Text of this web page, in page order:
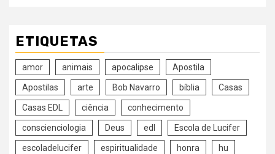
ETIQUETAS
amor animais apocalipse Apostila
Apostilas arte Bob Navarro bíblia Casas
Casas EDL ciência conhecimento
conscienciologia Deus edl Escola de Lucifer
escoladelucifer espiritualidade honra hu